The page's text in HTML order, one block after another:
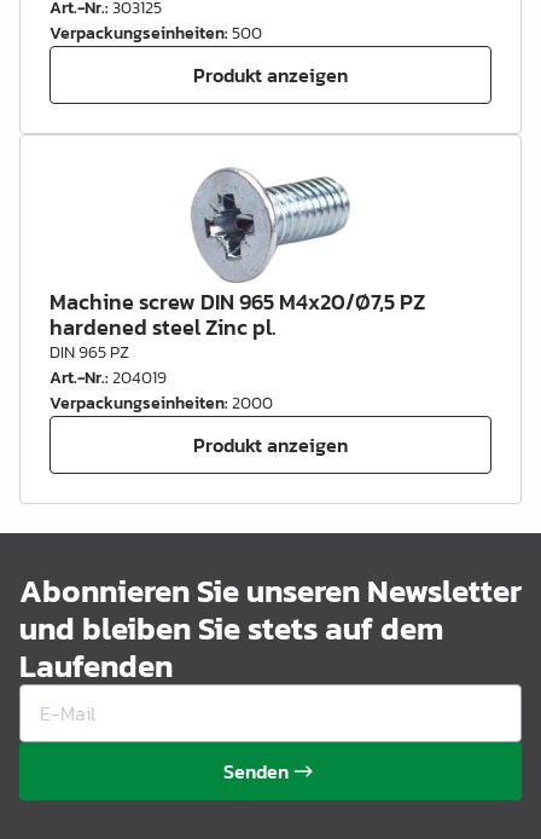
Art.-Nr.:303125
Verpackungseinheiten:500
Produkt anzeigen
Machine screw DIN 965 M4x20/Ø7,5 PZ
hardened steel Zinc pl.
DIN 965 PZ
Art.-Nr.:204019
Verpackungseinheiten:2000
Produkt anzeigen
Abonnieren Sie unseren Newsletter
und bleiben Sie stets auf dem
Laufenden
Senden